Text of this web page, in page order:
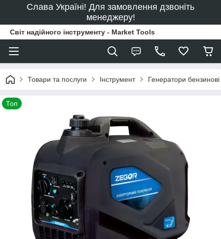
Слава Україні! Для замовлення дзвоніть
менеджеру!
Світ надійного інструменту - Market Tools
Товари та послуги Інструмент Генератори бензинові
Топ